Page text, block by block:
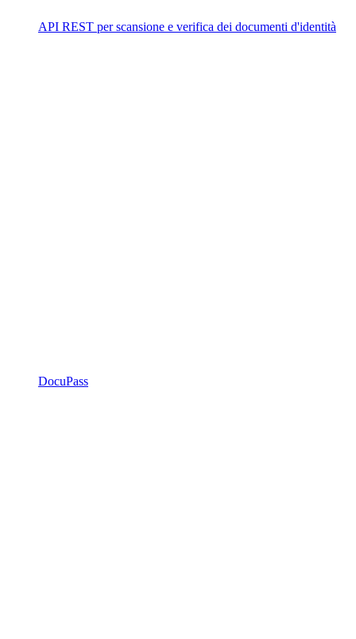
API REST per scansione e verifica dei documenti d'identità
DocuPass